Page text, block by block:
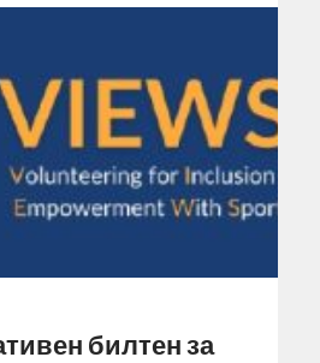
билтен за